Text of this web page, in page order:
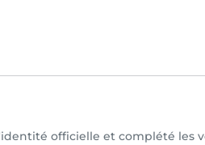
officielle et complété les